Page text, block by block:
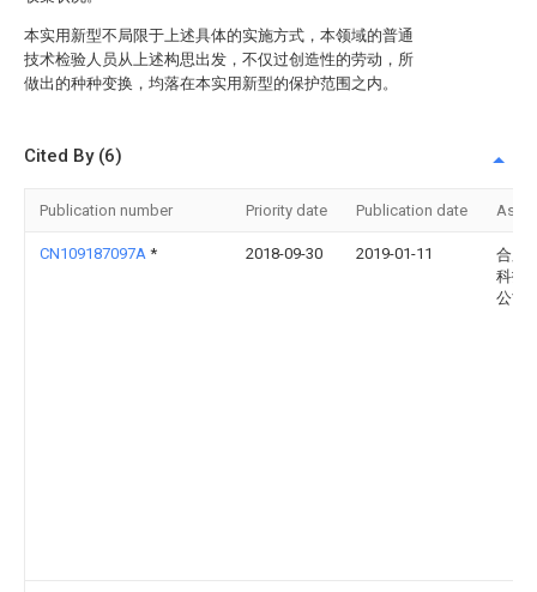
本实用新型不局限于上述具体的实施方式，本领域的普通
技术检验人员从上述构思出发，不仅过创造性的劳动，所
做出的种种变换，均落在本实用新型的保护范围之内。
Cited By (6)
Publication number Priority date Publication date
CN109187097A * 2018-09-30 2019-01-11
合肥
科技
公司